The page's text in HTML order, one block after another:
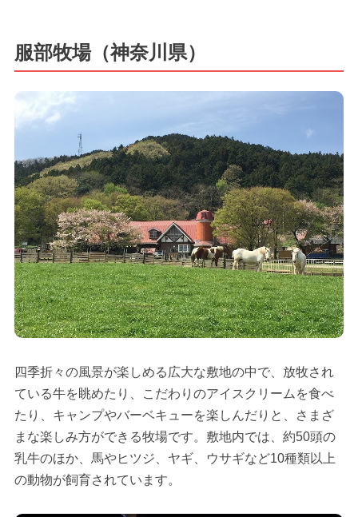
服部牧場（神奈川県）
四季折々の風景が楽しめる広大な敷地の中で、放牧され
ている牛を眺めたり、こだわりのアイスクリームを食べ
たり、キャンプやバーベキューを楽しんだりと、さまざ
まな楽しみ方ができる牧場です。敷地内では、約50頭の
乳牛のほか、馬やヒツジ、ヤギ、ウサギなど10種類以上
の動物が飼育されています。